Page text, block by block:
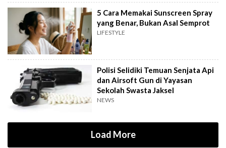
5 Cara Memakai Sunscreen Spray
yang Benar, Bukan Asal Semprot
LIFESTYLE
Polisi Selidiki Temuan Senjata Api
dan Airsoft Gun di Yayasan
Sekolah Swasta Jaksel
NEWS
Load More